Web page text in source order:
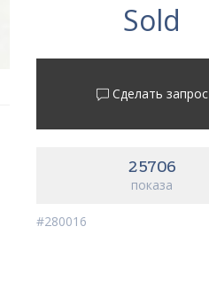
Sold
Сделать запрос
25706
показа
#280016